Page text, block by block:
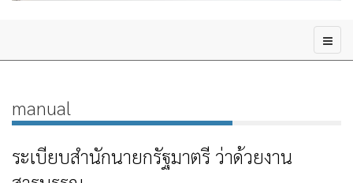
manual
ระเบียบสำนักนายกรัฐมาตรี ว่าด้วยงาน